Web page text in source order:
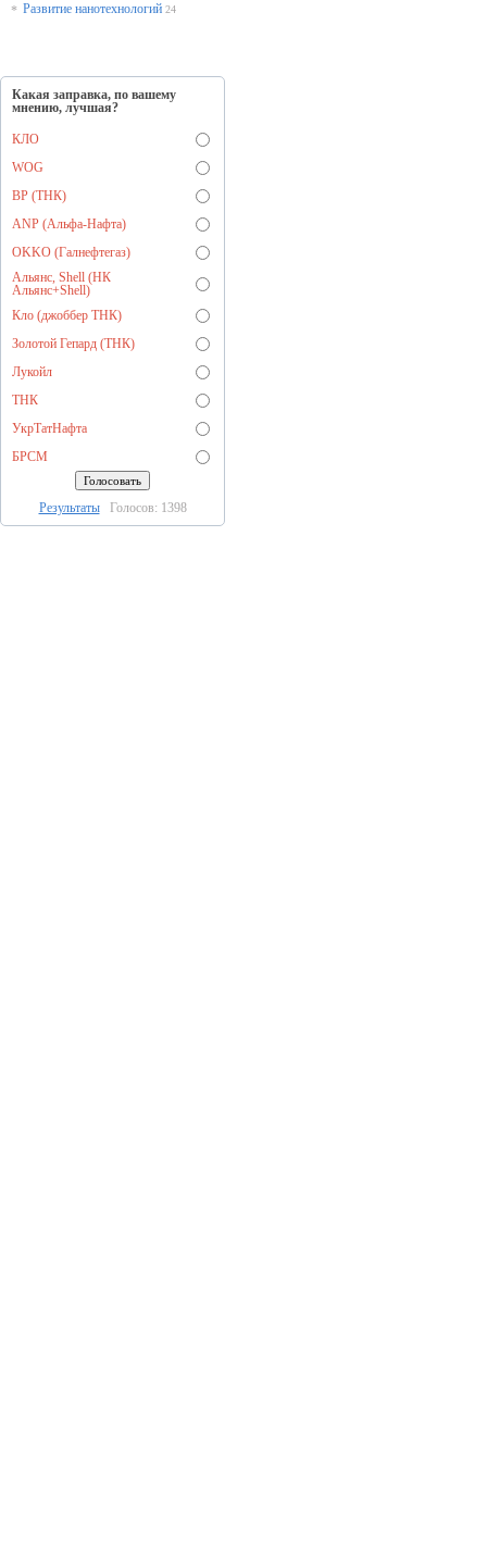
* Развитие нанотехнологий 24
Какая заправка, по вашему
мнению, лучшая?
КЛО
WOG
BP (ТНК)
ANP (Альфа-Нафта)
OKKO (Галнефтегаз)
Альянс, Shell (НК
Альянс+Shell)
Кло (джоббер ТНК)
Золотой Гепард (ТНК)
Лукойл
ТНК
УкрТатНафта
БРСМ
РезультатыГолосов: 1398